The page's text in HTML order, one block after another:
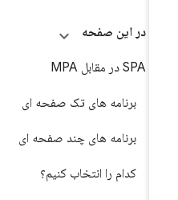
در این صفحه
SPA در مقابل MPA
برنامه های تک صفحه ای
برنامه های چند صفحه ای
کدام را انتخاب کنیم؟